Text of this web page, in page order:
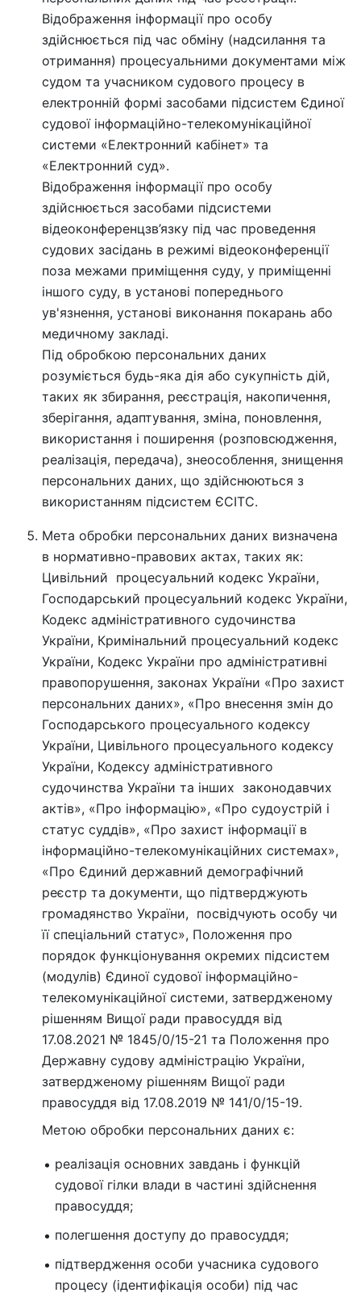
Відображення інформації про особу
здійснюється під час обміну (надсилання та
отримання) процесуальними документами між
судом та учасником судового процесу в
електронній формі засобами підсистем Єдиної
судової інформаційно-телекомунікаційної
системи «Електронний кабінет» та
«Електронний суд».
Відображення інформації про особу
здійснюється засобами підсистеми
відеоконференцзв’язку під час проведення
судових засідань в режимі відеоконференції
поза межами приміщення суду, у приміщенні
іншого суду, в установі попереднього
ув'язнення, установі виконання покарань або
медичному закладі.
Під обробкою персональних даних
розуміється будь-яка дія або сукупність дій,
таких як збирання, реєстрація, накопичення,
зберігання, адаптування, зміна, поновлення,
використання і поширення (розповсюдження,
реалізація, передача), знеособлення, знищення
персональних даних, що здійснюються з
використанням підсистем ЄСІТС.
Мета обробки персональних даних визначена
в нормативно-правових актах, таких як:
Цивільний процесуальний кодекс України,
Господарський процесуальний кодекс України,
Кодекс адміністративного судочинства
України, Кримінальний процесуальний кодекс
України, Кодекс України про адміністративні
правопорушення, законах України «Про захист
персональних даних», «Про внесення змін до
Господарського процесуального кодексу
України, Цивільного процесуального кодексу
України, Кодексу адміністративного
судочинства України та інших законодавчих
актів», «Про інформацію», «Про судоустрій і
статус суддів», «Про захист інформації в
інформаційно-телекомунікаційних системах»,
«Про Єдиний державний демографічний
реєстр та документи, що підтверджують
громадянство України, посвідчують особу чи
її спеціальний статус», Положення про
порядок функціонування окремих підсистем
(модулів) Єдиної судової інформаційно-
телекомунікаційної системи, затвердженому
рішенням Вищої ради правосуддя від
17.08.2021 № 1845/0/15-21 та Положення про
Державну судову адміністрацію України,
затвердженому рішенням Вищої ради
правосуддя від 17.08.2019 № 141/0/15-19.
Метою обробки персональних даних є:
реалізація основних завдань і функцій
судової гілки влади в частині здійснення
правосуддя;
полегшення доступу до правосуддя;
підтвердження особи учасника судового
процесу (ідентифікація особи) під час